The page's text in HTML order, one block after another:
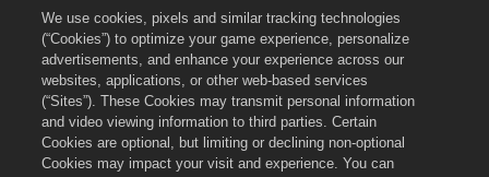
退款政策
Cookie政策
商店支援
遊戲支援
Cookie設定
2026Social Point S.L. Dragon City和Dragon City標誌屬於Social Point S.L. 的商
We use cookies, pixels and similar tracking technologies
(“Cookies”) to optimize your game experience, personalize
advertisements, and enhance your experience across our
websites, applications, or other web-based services
(“Sites”). These Cookies may transmit personal information
and video viewing information to third parties. Certain
Cookies are optional, but limiting or declining non-optional
Cookies may impact your visit and experience. You can